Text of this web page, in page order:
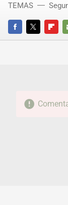
FACEBOOKTWITTER
TEMAS